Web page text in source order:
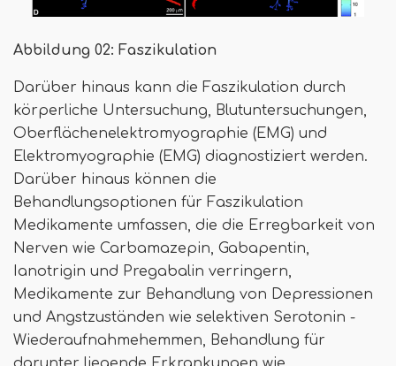
Abbildung 02: Faszikulation
Darüber hinaus kann die Faszikulation durch
körperliche Untersuchung, Blutuntersuchungen,
Oberflächenelektromyographie (EMG) und
Elektromyographie (EMG) diagnostiziert werden.
Darüber hinaus können die
Behandlungsoptionen für Faszikulation
Medikamente umfassen, die die Erregbarkeit von
Nerven wie Carbamazepin, Gabapentin,
Ianotrigin und Pregabalin verringern,
Medikamente zur Behandlung von Depressionen
und Angstzuständen wie selektiven Serotonin -
Wiederaufnahmehemmen, Behandlung für